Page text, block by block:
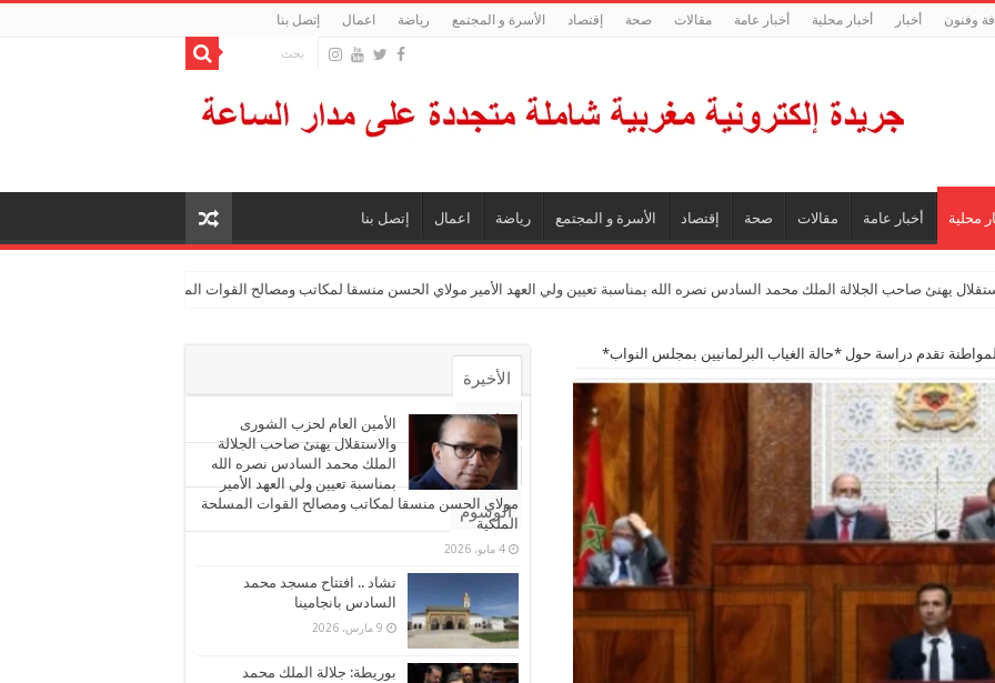
وفنون أخبار أخبار محلية أخبار عامة مقالات صحة إقتصاد الأسرة و المجتمع رياضة اعمال إتصل بنا
محلية أخبار عامة مقالات صحة إقتصاد الأسرة و المجتمع رياضة اعمال إتصل بنا
يهنئ صاحب الجلالة الملك محمد السادس نصره الله بمناسبة تعيين ولي العهد الأمير مولاي الحسن منسقا لمكاتب ومصالح القوات المسلحة الملكية
تقدم دراسة حول *حالة الغياب البرلمانيين بمجلس النواب*
الأخيرة
الأشهر
تعليقات
الوسوم
الأمين العام لحزب الشورى
والاستقلال يهنئ صاحب الجلالة
الملك محمد السادس نصره الله
بمناسبة تعيين ولي العهد الأمير
مولاي الحسن منسقا لمكاتب ومصالح القوات المسلحة
الملكية
4 مايو، 2026
تشاد .. افتتاح مسجد محمد
السادس بانجامينا
9 مارس، 2026
بوريطة: جلالة الملك محمد